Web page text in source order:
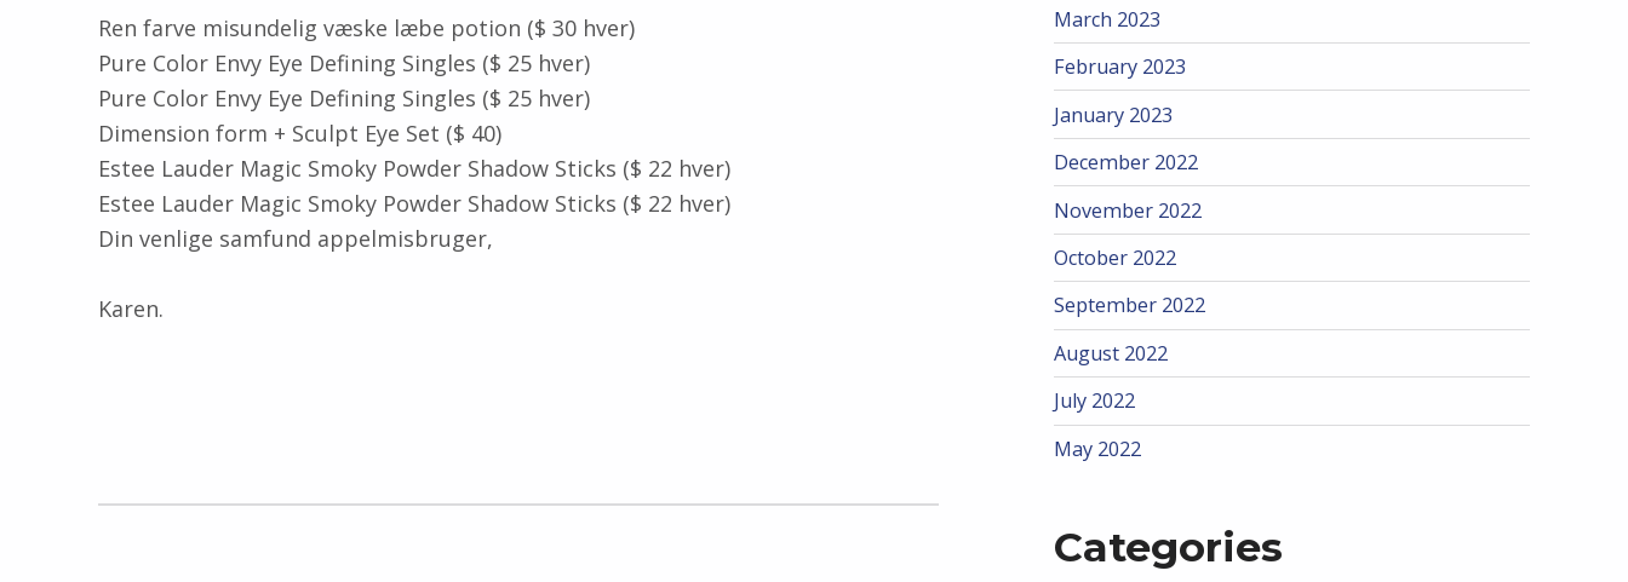
Ren farve misundelig væske læbe potion ($ 30 hver)
Pure Color Envy Eye Defining Singles ($ 25 hver)
Pure Color Envy Eye Defining Singles ($ 25 hver)
Dimension form + Sculpt Eye Set ($ 40)
Estee Lauder Magic Smoky Powder Shadow Sticks ($ 22 hver)
Estee Lauder Magic Smoky Powder Shadow Sticks ($ 22 hver)
Din venlige samfund appelmisbruger,
Karen.
March 2023
February 2023
January 2023
December 2022
November 2022
October 2022
September 2022
August 2022
July 2022
May 2022
Categories